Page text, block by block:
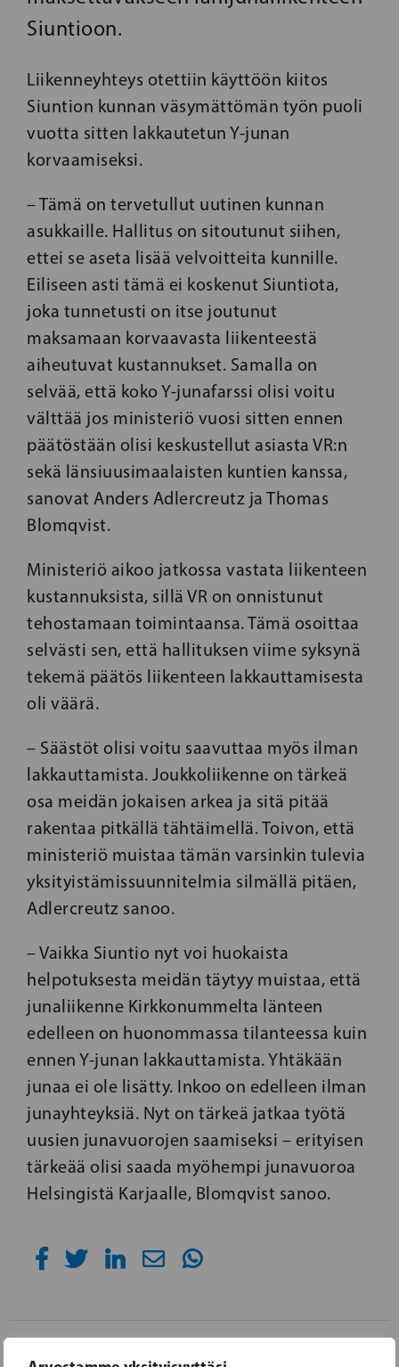
Siuntioon.
Liikenneyhteys otettiin käyttöön kiitos
Siuntion kunnan väsymättömän työn puoli
vuotta sitten lakkautetun Y-junan
korvaamiseksi.
– Tämä on tervetullut uutinen kunnan
asukkaille. Hallitus on sitoutunut siihen,
ettei se aseta lisää velvoitteita kunnille.
Eiliseen asti tämä ei koskenut Siuntiota,
joka tunnetusti on itse joutunut
maksamaan korvaavasta liikenteestä
aiheutuvat kustannukset. Samalla on
selvää, että koko Y-junafarssi olisi voitu
välttää jos ministeriö vuosi sitten ennen
päätöstään olisi keskustellut asiasta VR:n
sekä länsiuusimaalaisten kuntien kanssa,
sanovat Anders Adlercreutz ja Thomas
Blomqvist.
Ministeriö aikoo jatkossa vastata liikenteen
kustannuksista, sillä VR on onnistunut
tehostamaan toimintaansa. Tämä osoittaa
selvästi sen, että hallituksen viime syksynä
tekemä päätös liikenteen lakkauttamisesta
oli väärä.
– Säästöt olisi voitu saavuttaa myös ilman
lakkauttamista. Joukkoliikenne on tärkeä
osa meidän jokaisen arkea ja sitä pitää
rakentaa pitkällä tähtäimellä. Toivon, että
ministeriö muistaa tämän varsinkin tulevia
yksityistämissuunnitelmia silmällä pitäen,
Adlercreutz sanoo.
– Vaikka Siuntio nyt voi huokaista
helpotuksesta meidän täytyy muistaa, että
junaliikenne Kirkkonummelta länteen
edelleen on huonommassa tilanteessa kuin
ennen Y-junan lakkauttamista. Yhtäkään
junaa ei ole lisätty. Inkoo on edelleen ilman
junayhteyksiä. Nyt on tärkeä jatkaa työtä
uusien junavuorojen saamiseksi – erityisen
tärkeää olisi saada myöhempi junavuoroa
Helsingistä Karjaalle, Blomqvist sanoo.
29.09.2016